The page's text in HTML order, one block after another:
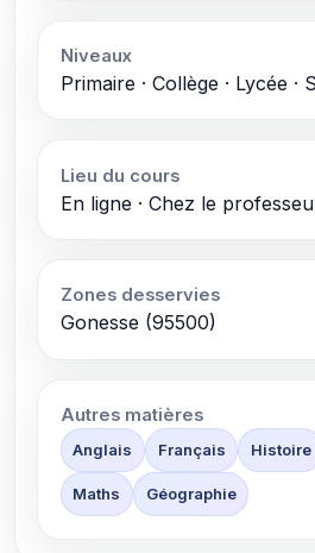
Niveaux
Primaire · Collège · Lycée ·
Lieu du cours
En ligne · Chez le
Zones desservies
Gonesse (95500)
Autres matières
Anglais Français Histoire
Maths Géographie